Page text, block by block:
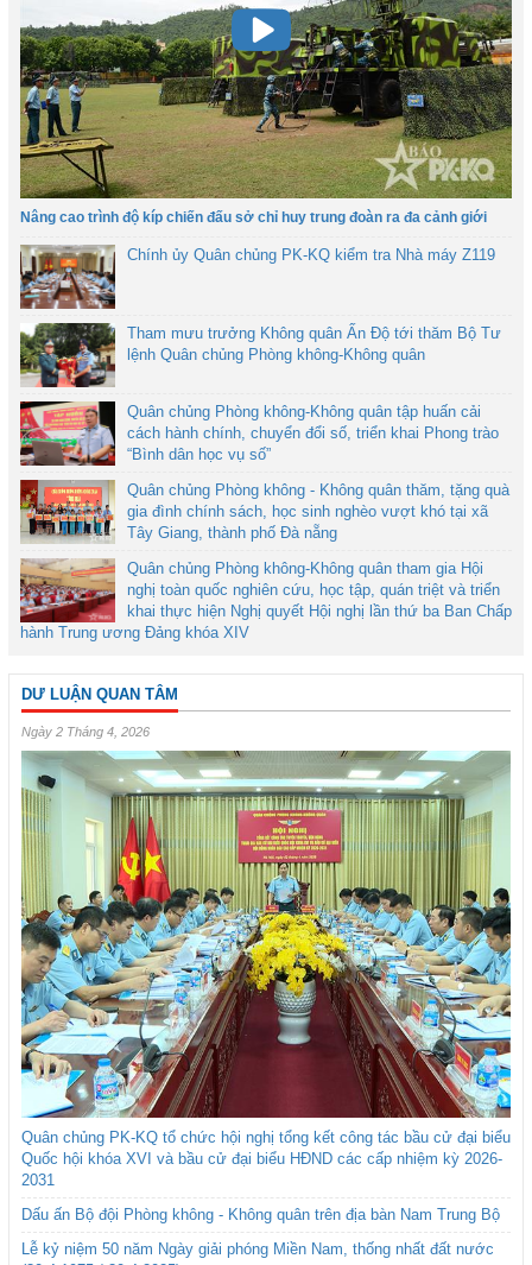
Nâng cao trình độ kíp chiến đấu sở chỉ huy trung đoàn ra đa cảnh giới
Chính ủy Quân chủng PK-KQ kiểm tra Nhà máy Z119
Tham mưu trưởng Không quân Ấn Độ tới thăm Bộ Tư
lệnh Quân chủng Phòng không-Không quân
Quân chủng Phòng không-Không quân tập huấn cải
cách hành chính, chuyển đổi số, triển khai Phong trào
“Bình dân học vụ số”
Quân chủng Phòng không - Không quân thăm, tặng quà
gia đình chính sách, học sinh nghèo vượt khó tại xã
Tây Giang, thành phố Đà nẵng
Quân chủng Phòng không-Không quân tham gia Hội
nghị toàn quốc nghiên cứu, học tập, quán triệt và triển
khai thực hiện Nghị quyết Hội nghị lần thứ ba Ban Chấp
hành Trung ương Đảng khóa XIV
DƯ LUẬN QUAN TÂM
Ngày 2 Tháng 4, 2026
Quân chủng PK-KQ tổ chức hội nghị tổng kết công tác bầu cử đại biểu
Quốc hội khóa XVI và bầu cử đại biểu HĐND các cấp nhiệm kỳ 2026-
2031
Dấu ấn Bộ đội Phòng không - Không quân trên địa bàn Nam Trung Bộ
Lễ kỷ niệm 50 năm Ngày giải phóng Miền Nam, thống nhất đất nước